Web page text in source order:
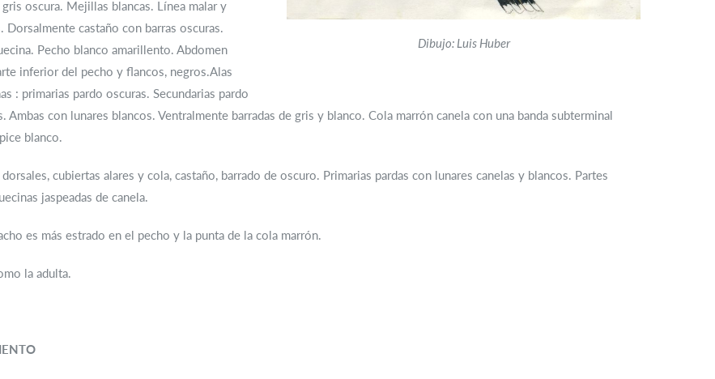
Dibujo: Luis Huber
oscura. Mejillas blancas. Línea malar y
Dorsalmente castaño con barras oscuras.
Pecho blanco amarillento. Abdomen
inferior del pecho y flancos, negros.Alas
: primarias pardo oscuras. Secundarias pardo
Ambas con lunares blancos. Ventralmente barradas de gris y blanco. Cola marrón canela con una banda subterminal
blanco.
cubiertas alares y cola, castaño, barrado de oscuro. Primarias pardas con lunares canelas y blancos. Partes
jaspeadas de canela.
es más estrado en el pecho y la punta de la cola marrón.
la adulta.